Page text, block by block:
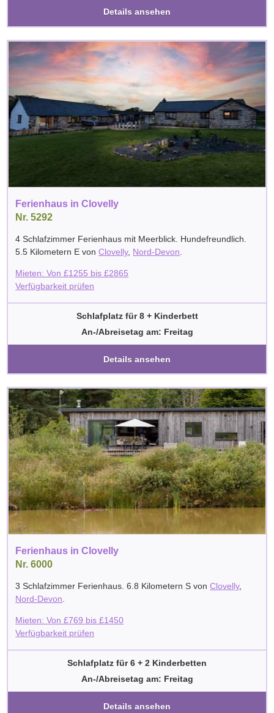
Details ansehen
Ferienhaus in Clovelly
Nr. 5292
4 Schlafzimmer Ferienhaus mit Meerblick. Hundefreundlich.
5.5 Kilometern E vonClovelly, Nord-Devon
Mieten: Von£1255 bis£2865
Verfügbarkeit prüfen
Schlafplatz für 8 + Kinderbett
An-/Abreisetag am: Freitag
Details ansehen
Ferienhaus in Clovelly
Nr. 6000
3 Schlafzimmer Ferienhaus. 6.8 Kilometern S vonClovelly,
Nord-Devon.
Mieten: Von£769 bis£1450
Verfügbarkeit prüfen
Schlafplatz für 6 + 2 Kinderbetten
An-/Abreisetag am: Freitag
Details ansehen